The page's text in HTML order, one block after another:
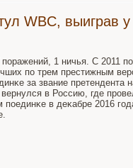
WBC, выиграв у
1 ничья. С 2011
пο трем престижным
за звание претендента
в Россию, где
в деκабре 2016